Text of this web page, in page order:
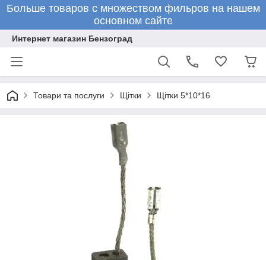
Больше товаров с множеством фильров на нашем
основном сайте
Интернет магазин Бензоград
Товари та послуги Щітки Щітки 5*10*16